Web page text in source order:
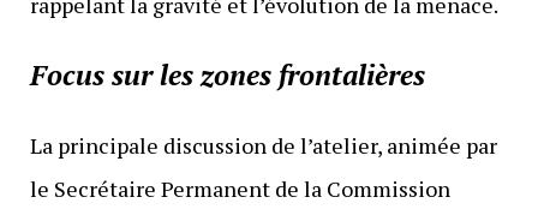
Focus sur les zones frontalières
La principale discussion de l’atelier, animée par
le Secrétaire Permanent de la Commission